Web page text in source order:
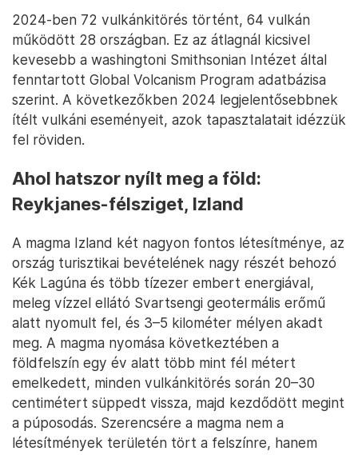
2024-ben 72 vulkánkitörés történt, 64 vulkán
működött 28 országban. Ez az átlagnál kicsivel
kevesebb a washingtoni Smithsonian Intézet által
fenntartott Global Volcanism Program adatbázisa
szerint. A következőkben 2024 legjelentősebbnek
ítélt vulkáni eseményeit, azok tapasztalatait idézzük
fel röviden.
Ahol hatszor nyílt meg a föld:
Reykjanes-félsziget, Izland
A magma Izland két nagyon fontos létesítménye, az
ország turisztikai bevételének nagy részét behozó
Kék Lagúna és több tízezer embert energiával,
meleg vízzel ellátó Svartsengi geotermális erőmű
alatt nyomult fel, és 3–5 kilométer mélyen akadt
meg. A magma nyomása következtében a
földfelszín egy év alatt több mint fél métert
emelkedett, minden vulkánkitörés során 20–30
centimétert süppedt vissza, majd kezdődött megint
a púposodás. Szerencsére a magma nem a
létesítmények területén tört a felszínre, hanem